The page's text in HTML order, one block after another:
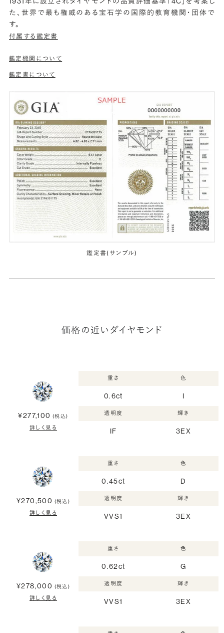
た、世界で最も権威のある宝石学の国際的教育機関・団体で
す。
付属する鑑定書
鑑定機関について
鑑定書について
鑑定書(サンプル)
価格の近いダイヤモンド
¥277,100 (税込)
詳しく見る
重さ
0.6ct
色
I
透明度
IF
輝き
3EX
¥270,500 (税込)
詳しく見る
重さ
0.45ct
色
D
透明度
VVS1
輝き
3EX
¥278,000 (税込)
詳しく見る
重さ
0.62ct
色
G
透明度
VVS1
輝き
3EX